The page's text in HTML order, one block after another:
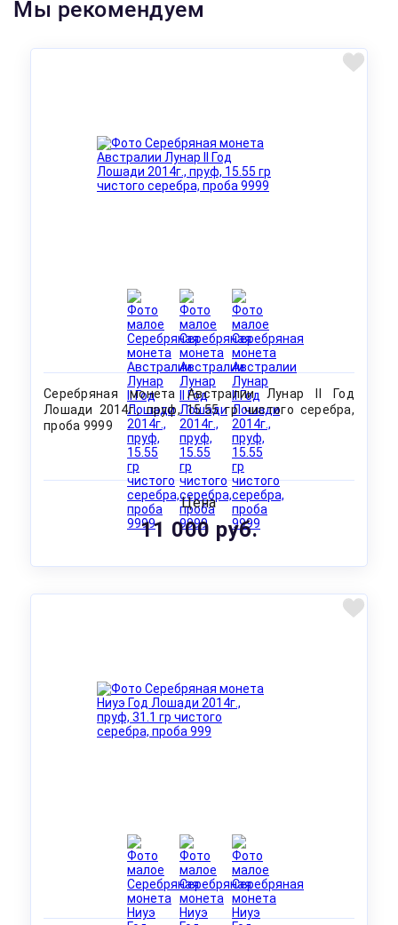
Мы рекомендуем
Серебряная монета Австралии Лунар II Год
Лошади 2014г., пруф, 15.55 гр чистого серебра,
проба 9999
Цена
11 000 руб.